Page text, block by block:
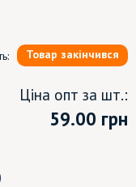
Товар закінчився
Ціна опт за шт.:
59.00 грн